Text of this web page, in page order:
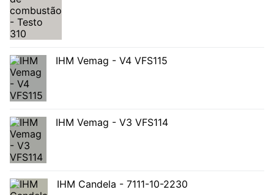
IHM Vemag - V4 VFS115
IHM Vemag - V3 VFS114
IHM Candela - 7111-10-2230